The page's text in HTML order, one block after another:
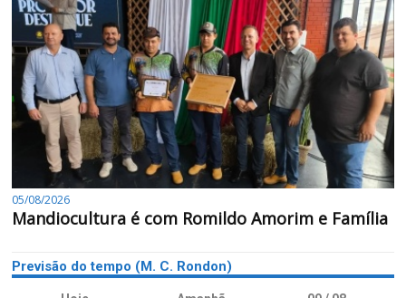
05/08/2026
Mandiocultura é com Romildo Amorim e Família
Previsão do tempo (M. C. Rondon)